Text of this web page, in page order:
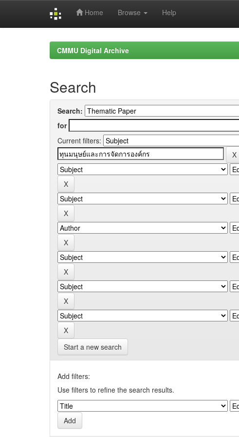
Home Browse Help
CMMU Digital Archive
Search
Search:
for
Current filters:
Start a new search
Add filters:
Use filters to refine the search results.